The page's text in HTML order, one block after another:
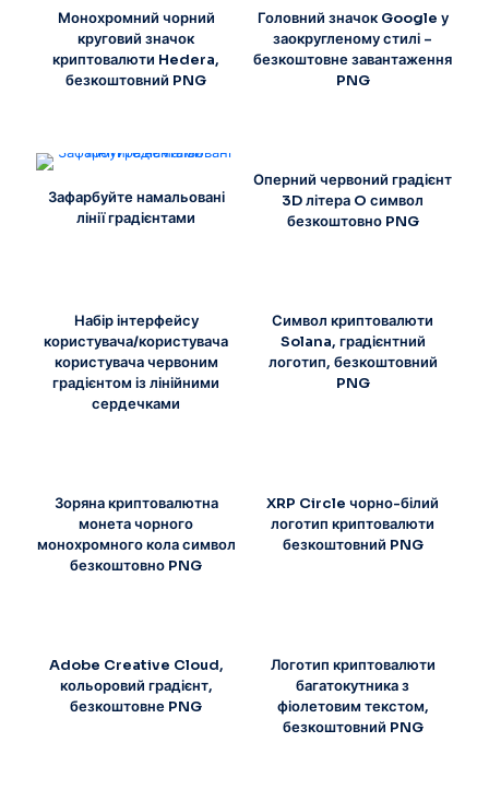
Монохромний чорний
круговий значок
криптовалюти Hedera,
безкоштовний PNG
Головний значок Google у
заокругленому стилі –
безкоштовне завантаження
PNG
Зафарбуйте намальовані
лінії градієнтами
Оперний червоний градієнт
3D літера O символ
безкоштовно PNG
Набір інтерфейсу
користувача/користувача
користувача червоним
градієнтом із лінійними
сердечками
Символ криптовалюти
Solana, градієнтний
логотип, безкоштовний
PNG
Зоряна криптовалютна
монета чорного
монохромного кола символ
безкоштовно PNG
XRP Circle чорно-білий
логотип криптовалюти
безкоштовний PNG
Adobe Creative Cloud,
кольоровий градієнт,
безкоштовне PNG
Логотип криптовалюти
багатокутника з
фіолетовим текстом,
безкоштовний PNG